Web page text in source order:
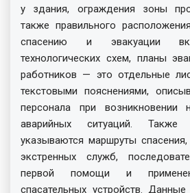
у здания, ограждения зоны
также правильного
спасению и эвакуации
технологических схем, планы
работников — это отдельные
текстовыми пояснениями,
персонала при возникновении
аварийных ситуаций.
указываются маршруты
экстренных служб,
первой помощи и
спасательных устройств.